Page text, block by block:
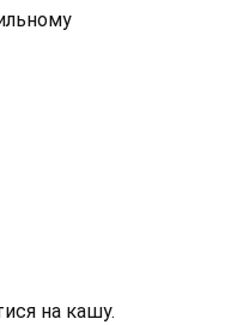
на кашу.